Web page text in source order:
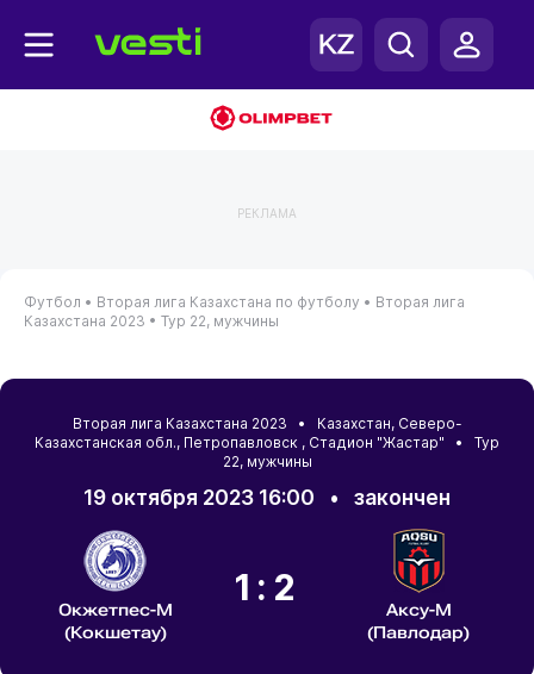
РЕКЛАМА
Футбол • Вторая лига Казахстана по футболу • Вторая лига
Казахстана 2023 • Тур 22, мужчины
Вторая лига Казахстана 2023 • Казахстан, Северо-
Казахстанская обл., Петропавловск , Стадион "Жастар" • Тур
22, мужчины
19 октября 2023 16:00 • закончен
Окжетпес-М
(Кокшетау)
1:2
Аксу-М
(Павлодар)